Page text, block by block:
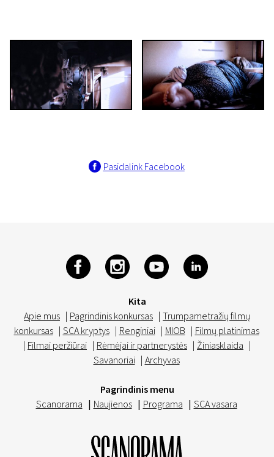
Pasidalink Facebook
Kita
Apie mus | Pagrindinis konkursas | Trumpametražių filmų
konkursas | SCA kryptys | Renginiai | MIOB | Filmų platinimas
| Filmai peržiūrai | Rėmėjai ir partnerystės | Žiniasklaida |
Savanoriai | Archyvas
Pagrindinis menu
Scanorama | Naujienos | Programa | SCA vasara